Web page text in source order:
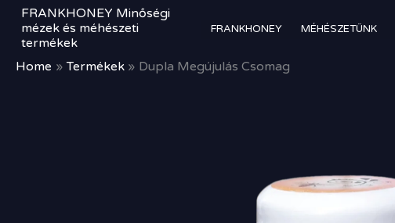
Skip
content
FRANKHONEY Minőségi
mézek és méhészeti
termékek
FRANKHONEY MÉHÉSZETÜNK
Home Termékek Dupla Megújulás Csomag